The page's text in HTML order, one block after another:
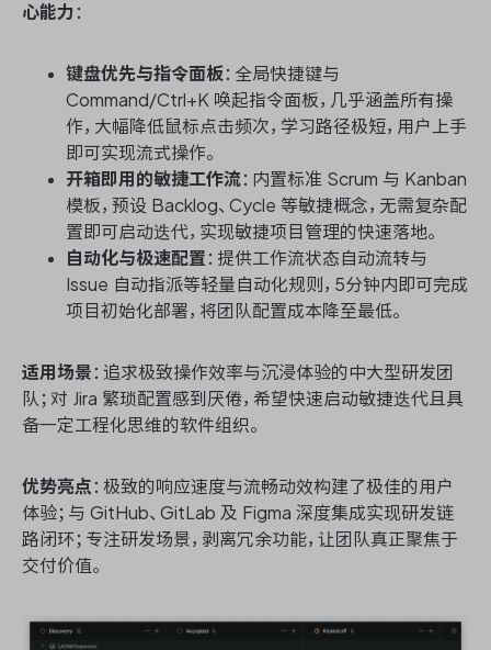
心能力 ：
键盘优先与指令面板 ：全局快捷键与
Command/Ctrl+K 唤起指令面板，几乎涵盖所有操
作，大幅降低鼠标点击频次，学习路径极短，用户上手
即可实现流式操作。
开箱即用的敏捷工作流：内置标准 Scrum 与 Kanban
模板，预设 Backlog、Cycle 等敏捷概念，无需复杂配
置即可启动迭代，实现敏捷项目管理的快速落地。
自动化与极速配置 ：提供工作流状态自动流转与
Issue 自动指派等轻量自动化规则，5分钟内即可完成
项目初始化部署，将团队配置成本降至最低。
适用场景 ：追求极致操作效率与沉浸体验的中大型研发团
队；对 Jira 繁琐配置感到厌倦，希望快速启动敏捷迭代且具
备一定工程化思维的软件组织。
优势亮点 ：极致的响应速度与流畅动效构建了极佳的用户
体验；与 GitHub、GitLab 及 Figma 深度集成实现研发链
路闭环；专注研发场景，剥离冗余功能，让团队真正聚焦于
交付价值。